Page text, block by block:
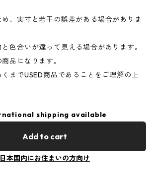
、実寸と若干の誤差がある場合がありま
色合いが違って見える場合があります。
品になります。
までUSED商品であることをご理解の上
shipping available
Add to cart
日本国内にお住まいの方向け